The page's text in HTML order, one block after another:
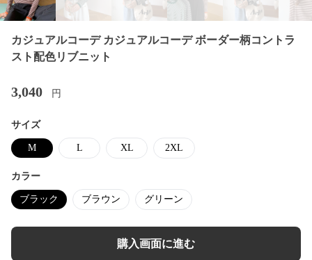
カジュアルコーデ カジュアルコーデ ボーダー柄コントラ
スト配色リブニット
3,040 円
サイズ
M L XL 2XL
カラー
ブラック ブラウン グリーン
購入画面に進む